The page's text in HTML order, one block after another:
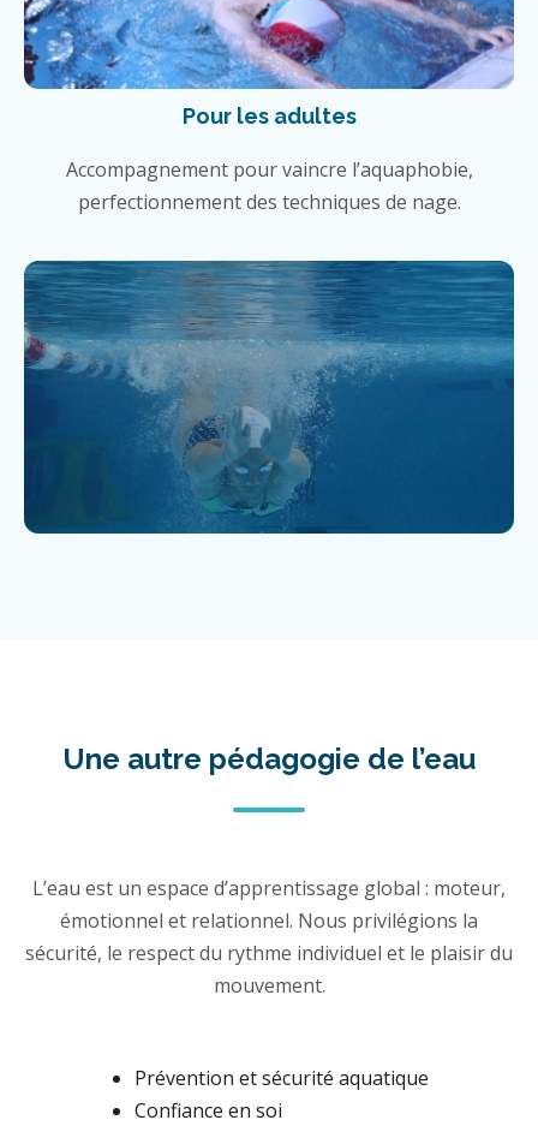
Pour les adultes
Accompagnement pour vaincre l’aquaphobie,
perfectionnement des techniques de nage.
Une autre pédagogie de l’eau
L’eau est un espace d’apprentissage global : moteur,
émotionnel et relationnel. Nous privilégions la
sécurité, le respect du rythme individuel et le plaisir du
mouvement.
Prévention et sécurité aquatique
Confiance en soi